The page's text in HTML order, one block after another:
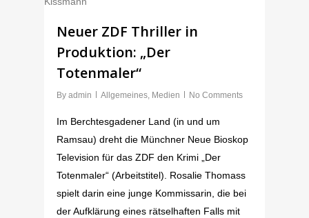
Neuer ZDF Thriller in
Produktion: „Der
Totenmaler“
By admin Allgemeines, Medien No Comments
Im Berchtesgadener Land (in und um
Ramsau) dreht die Münchner Neue Bioskop
Television für das ZDF den Krimi „Der
Totenmaler“ (Arbeitstitel). Rosalie Thomass
spielt darin eine junge Kommissarin, die bei
der Aufklärung eines rätselhaften Falls mit